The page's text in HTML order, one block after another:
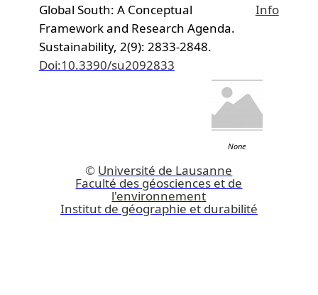
Global South: A Conceptual
Framework and Research Agenda.
Sustainability, 2(9): 2833-2848.
Doi:10.3390/su2092833
Info
None
© Université de Lausanne
Faculté des géosciences et de
l'environnement
Institut de géographie et durabilité